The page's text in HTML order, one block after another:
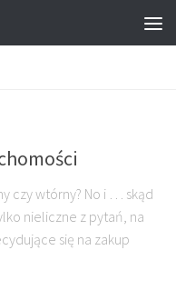
czy wtórny? No i … skąd
nieliczne z pytań, na
się na zakup